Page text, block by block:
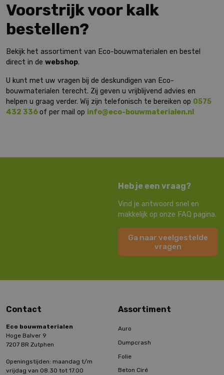
Voorstrijk voor kalk
bestellen?
Bekijk het assortiment van Eco-bouwmaterialen en bestel
direct in de webshop.
U kunt met uw vragen bij de deskundigen van Eco-
bouwmaterialen terecht. Zij geven u vrijblijvend advies en
helpen u graag verder. Wij zijn telefonisch te bereiken op 0575
432 336of per mail op info@eco-bouwmaterialen.nl
Heb je een vraag?
Vind je antwoord snel en
makkelijk op onze FAQ pagina.
Ga naar veelgestelde
vragen
Contact
Eco bouwmaterialen
Hoge Balver 9
7207 BR Zutphen
Openingstijden: maandag t/m
vrijdag van 08.30 tot 17.00
Assortiment
Auro
Dumpcrash
Folie
Beton Ciré